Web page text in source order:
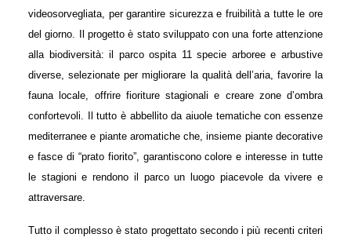
videosorvegliata, per garantire sicurezza e fruibilità a tutte le ore
del giorno. Il progetto è stato sviluppato con una forte attenzione
alla biodiversità: il parco ospita 11 specie arboree e arbustive
diverse, selezionate per migliorare la qualità dell’aria, favorire la
fauna locale, offrire fioriture stagionali e creare zone d’ombra
confortevoli. Il tutto è abbellito da aiuole tematiche con essenze
mediterranee e piante aromatiche che, insieme piante decorative
e fasce di “prato fiorito”, garantiscono colore e interesse in tutte
le stagioni e rendono il parco un luogo piacevole da vivere e
attraversare.
Tutto il complesso è stato progettato secondo i più recenti criteri